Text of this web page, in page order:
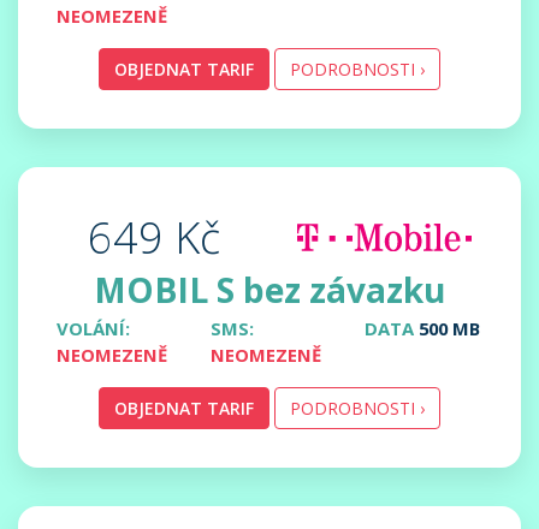
NEOMEZENĚ
OBJEDNAT TARIF PODROBNOSTI ›
649 Kč
MOBIL S bez závazku
VOLÁNÍ:
NEOMEZENĚ
SMS:
NEOMEZENĚ
DATA 500 MB
OBJEDNAT TARIF PODROBNOSTI ›